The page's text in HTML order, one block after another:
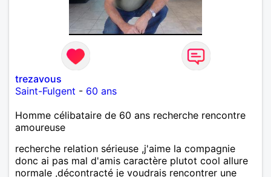
trezavous
Saint-Fulgent - 60 ans
Homme célibataire de 60 ans recherche rencontre
amoureuse
recherche relation sérieuse ,j'aime la compagnie
donc ai pas mal d'amis caractère plutot cool allure
normale ,décontracté je voudrais rencontrer une